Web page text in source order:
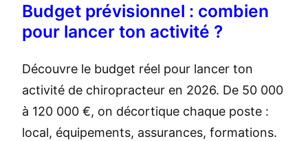
Budget prévisionnel : combien
pour lancer ton activité ?
Découvre le budget réel pour lancer ton
activité de chiropracteur en 2026. De 50 000
à 120 000 €, on décortique chaque poste :
local, équipements, assurances, formations.